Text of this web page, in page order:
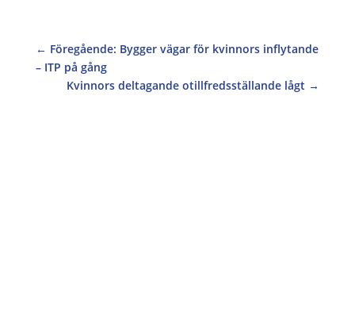
← Föregående: Bygger vägar för kvinnors inflytande
– ITP på gång
Kvinnors deltagande otillfredsställande lågt →